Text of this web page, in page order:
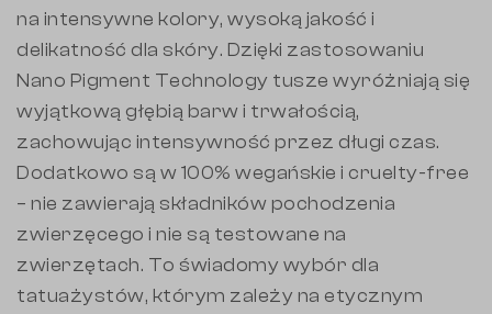
na intensywne kolory, wysoką jakość i
delikatność dla skóry. Dzięki zastosowaniu
Nano Pigment Technology tusze wyróżniają się
wyjątkową głębią barw i trwałością,
zachowując intensywność przez długi czas.
Dodatkowo są w 100% wegańskie i cruelty-free
– nie zawierają składników pochodzenia
zwierzęcego i nie są testowane na
zwierzętach. To świadomy wybór dla
tatuażystów, którym zależy na etycznym